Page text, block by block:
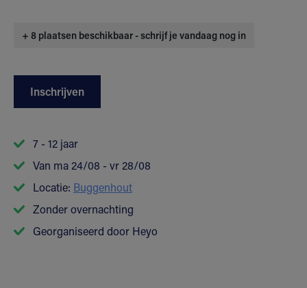
+ 8 plaatsen beschikbaar - schrijf je vandaag nog in
Inschrijven
7 - 12 jaar
Van ma 24/08 - vr 28/08
Locatie: Buggenhout
Zonder overnachting
Georganiseerd door Heyo